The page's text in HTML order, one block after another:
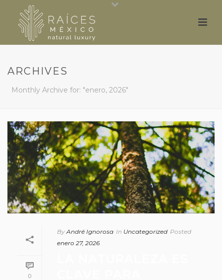
ARCHIVES
Monthly Archive for: "enero, 2026"
0
By André Ignorosa In Uncategorized Posted
enero 27, 2026